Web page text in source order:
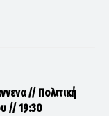
// Πολιτική
// 19:30